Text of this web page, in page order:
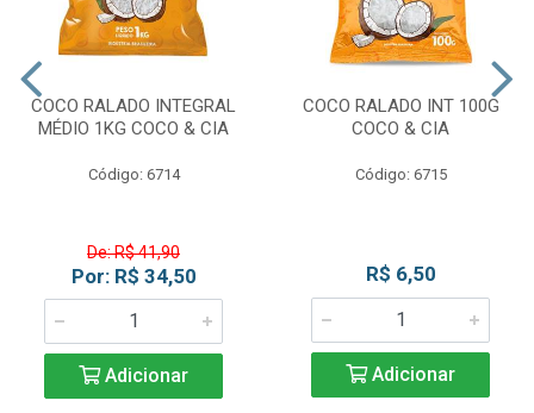
COCO RALADO INTEGRAL
MÉDIO 1KG COCO & CIA
Código: 6714
De: R$ 41,90
Por: R$ 34,50
Adicionar
COCO RALADO INT 100G
COCO & CIA
Código: 6715
R$ 6,50
Adicionar